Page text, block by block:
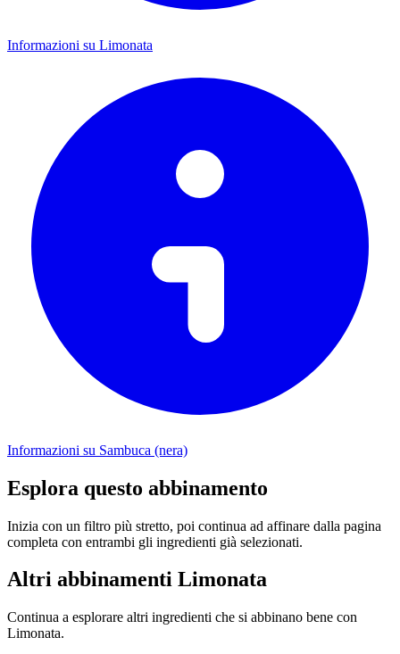
Informazioni su Limonata
Informazioni su Sambuca (nera)
Esplora questo abbinamento
Inizia con un filtro più stretto, poi continua ad affinare dalla pagina
completa con entrambi gli ingredienti già selezionati.
Altri abbinamenti Limonata
Continua a esplorare altri ingredienti che si abbinano bene con
Limonata.